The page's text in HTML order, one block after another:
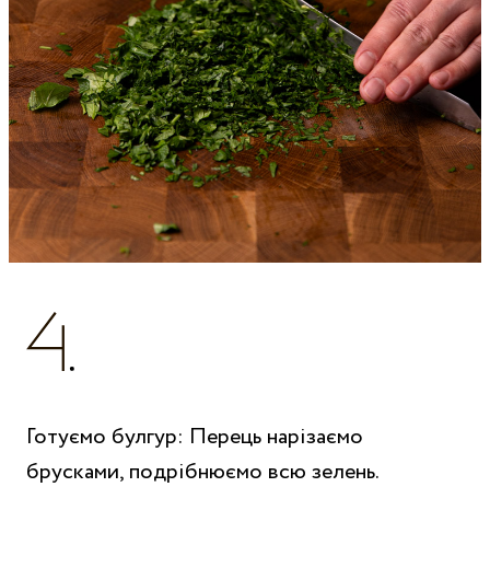
Готуємо булгур: Перець нарізаємо
брусками, подрібнюємо всю зелень.